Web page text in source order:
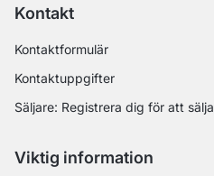
Kontakt
Kontaktformulär
Kontaktuppgifter
Säljare: Registrera dig för att sälja
Viktig information